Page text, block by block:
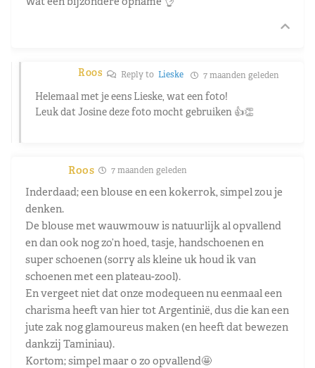
Roos Reply to Lieske 7 maanden geleden
Helemaal met je eens Lieske, wat een foto!
Leuk dat Josine deze foto mocht gebruiken 👍👏
Roos 7 maanden geleden
Inderdaad; een blouse en een kokerrok, simpel zou je
denken.
De blouse met wauwmouw is natuurlijk al opvallend
en dan ook nog zo’n hoed, tasje, handschoenen en
super schoenen (sorry als kleine uk houd ik van
schoenen met een plateau-zool).
En vergeet niet dat onze modequeen nu eenmaal een
charisma heeft van hier tot Argentinië, dus die kan een
jute zak nog glamoureus maken (en heeft dat bewezen
dankzij Taminiau).
Kortom; simpel maar o zo opvallend🤩